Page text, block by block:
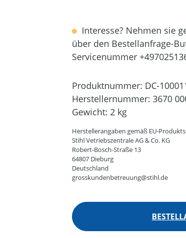
Interesse? Nehmen sie
über den Bestellanfrage-
Servicenummer
Produktnummer: DC-
Herstellernummer: 3670
Gewicht: 2 kg
Herstellerangaben gemäß EU-
Stihl Vetriebszentrale AG & Co. KG
Robert-Bosch-Straße 13
64807 Dieburg
Deutschland
grosskundenbetreuung@stihl.de